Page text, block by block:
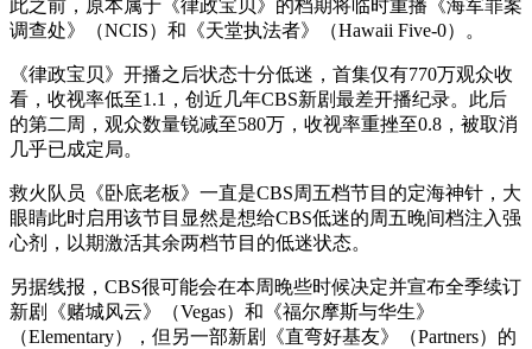
此之前，原本属于《律政宝贝》的档期将临时重播《海军罪案
调查处》（NCIS）和《天堂执法者》（Hawaii Five-0）。
《律政宝贝》开播之后状态十分低迷，首集仅有770万观众收
看，收视率低至1.1，创近几年CBS新剧最差开播纪录。此后
的第二周，观众数量锐减至580万，收视率重挫至0.8，被取消
几乎已成定局。
救火队员《卧底老板》一直是CBS周五档节目的定海神针，大
眼睛此时启用该节目显然是想给CBS低迷的周五晚间档注入强
心剂，以期激活其余两档节目的低迷状态。
另据线报，CBS很可能会在本周晚些时候决定并宣布全季续订
新剧《赌城风云》（Vegas）和《福尔摩斯与华生》
（Elementary），但另一部新剧《直弯好基友》（Partners）的